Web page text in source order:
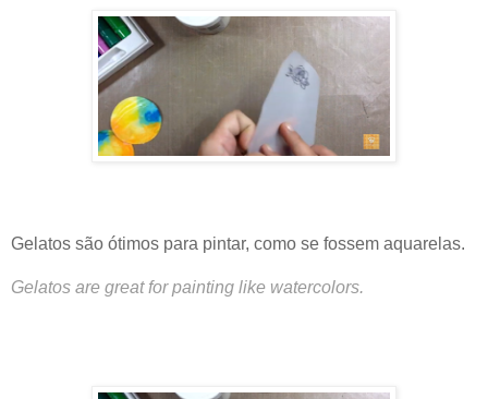
Gelatos são ótimos para pintar, como se fossem aquarelas.
Gelatos are great for painting like watercolors.